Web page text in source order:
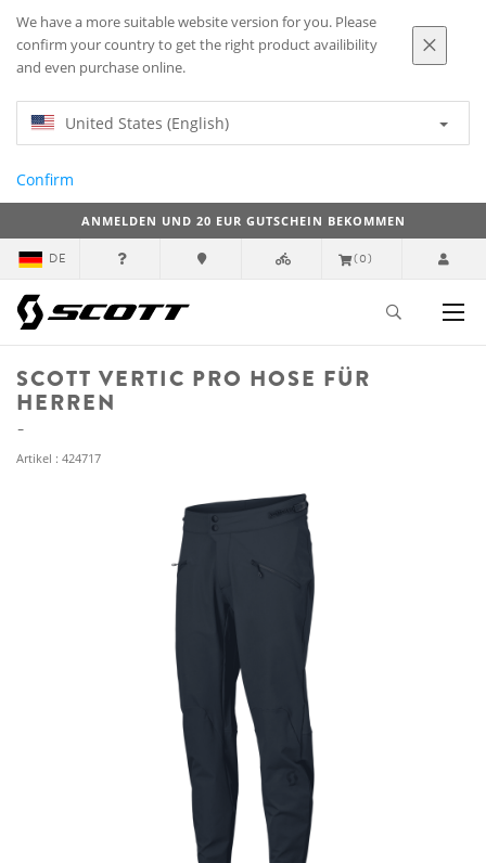
We have a more suitable website version for you. Please
confirm your country to get the right product availibility
and even purchase online.
United States (English)
Confirm
ANMELDEN UND 20 EUR GUTSCHEIN BEKOMMEN
DE (0)
SCOTT VERTIC PRO HOSE FÜR
HERREN
Artikel : 424717